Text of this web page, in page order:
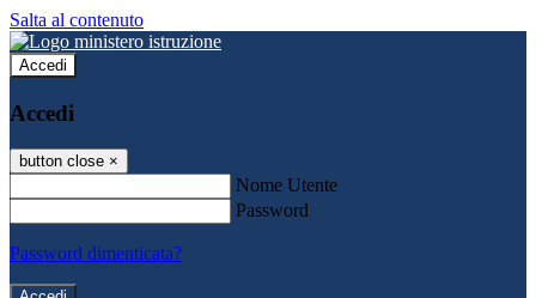
Salta al contenuto
Accedi
Accedi
button close ×
Nome Utente
Password
Password dimenticata?